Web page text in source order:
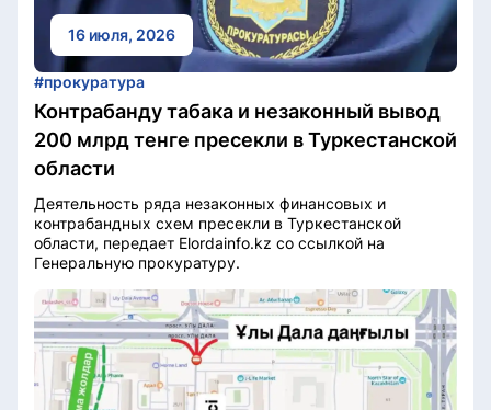
16 июля, 2026
#прокуратура
Контрабанду табака и незаконный вывод
200 млрд тенге пресекли в Туркестанской
области
Деятельность ряда незаконных финансовых и
контрабандных схем пресекли в Туркестанской
области, передает Elordainfo.kz со ссылкой на
Генеральную прокуратуру.